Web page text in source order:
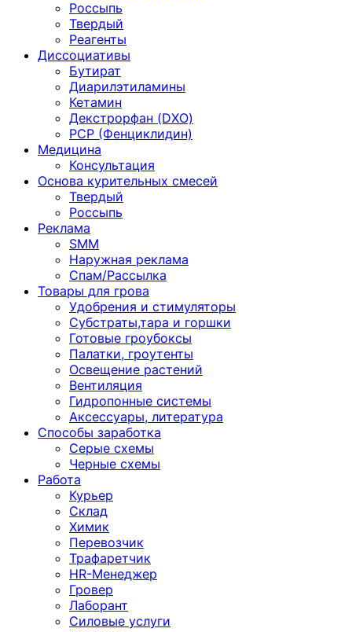
Россыпь
Твердый
Реагенты
Диссоциативы
Бутират
Диарилэтиламины
Кетамин
Декстрорфан (DXO)
PCP (Фенциклидин)
Медицина
Консультация
Основа курительных смесей
Твердый
Россыпь
Реклама
SMM
Наружная реклама
Спам/Рассылка
Товары для грова
Удобрения и стимуляторы
Субстраты,тара и горшки
Готовые гроубоксы
Палатки, гроутенты
Освещение растений
Вентиляция
Гидропонные системы
Аксессуары, литература
Способы заработка
Серые схемы
Черные схемы
Работа
Курьер
Склад
Химик
Перевозчик
Трафаретчик
HR-Менеджер
Гровер
Лаборант
Силовые услуги